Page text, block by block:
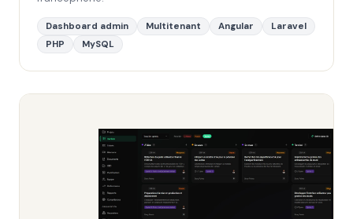
Dashboard admin Multitenant Angular
Laravel
PHP
MySQL